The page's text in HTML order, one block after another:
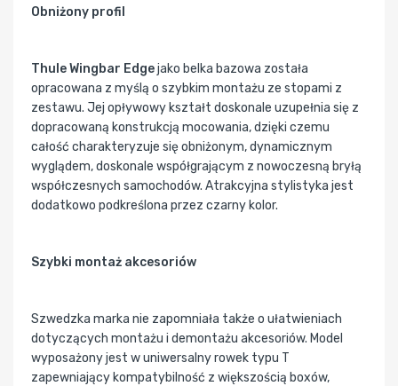
Obniżony profil
Thule Wingbar Edgejako belka bazowa została
opracowana z myślą o szybkim montażu ze stopami z
zestawu. Jej opływowy kształt doskonale uzupełnia się z
dopracowaną konstrukcją mocowania, dzięki czemu
całość charakteryzuje się obniżonym, dynamicznym
wyglądem, doskonale współgrającym z nowoczesną bryłą
współczesnych samochodów. Atrakcyjna stylistyka jest
dodatkowo podkreślona przez czarny kolor.
Szybki montaż akcesoriów
Szwedzka marka nie zapomniała także o ułatwieniach
dotyczących montażu i demontażu akcesoriów. Model
wyposażony jest w uniwersalny rowek typu T
zapewniający kompatybilność z większością boxów,